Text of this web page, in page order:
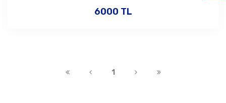
6000 TL
1